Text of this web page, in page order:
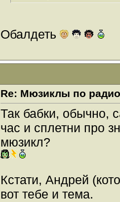
Обалдеть
Re: Мюзиклы по радио
Так бабки, обычно,
час и сплетни про
мюзикл?
Кстати, Андрей
вот тебе и тема.